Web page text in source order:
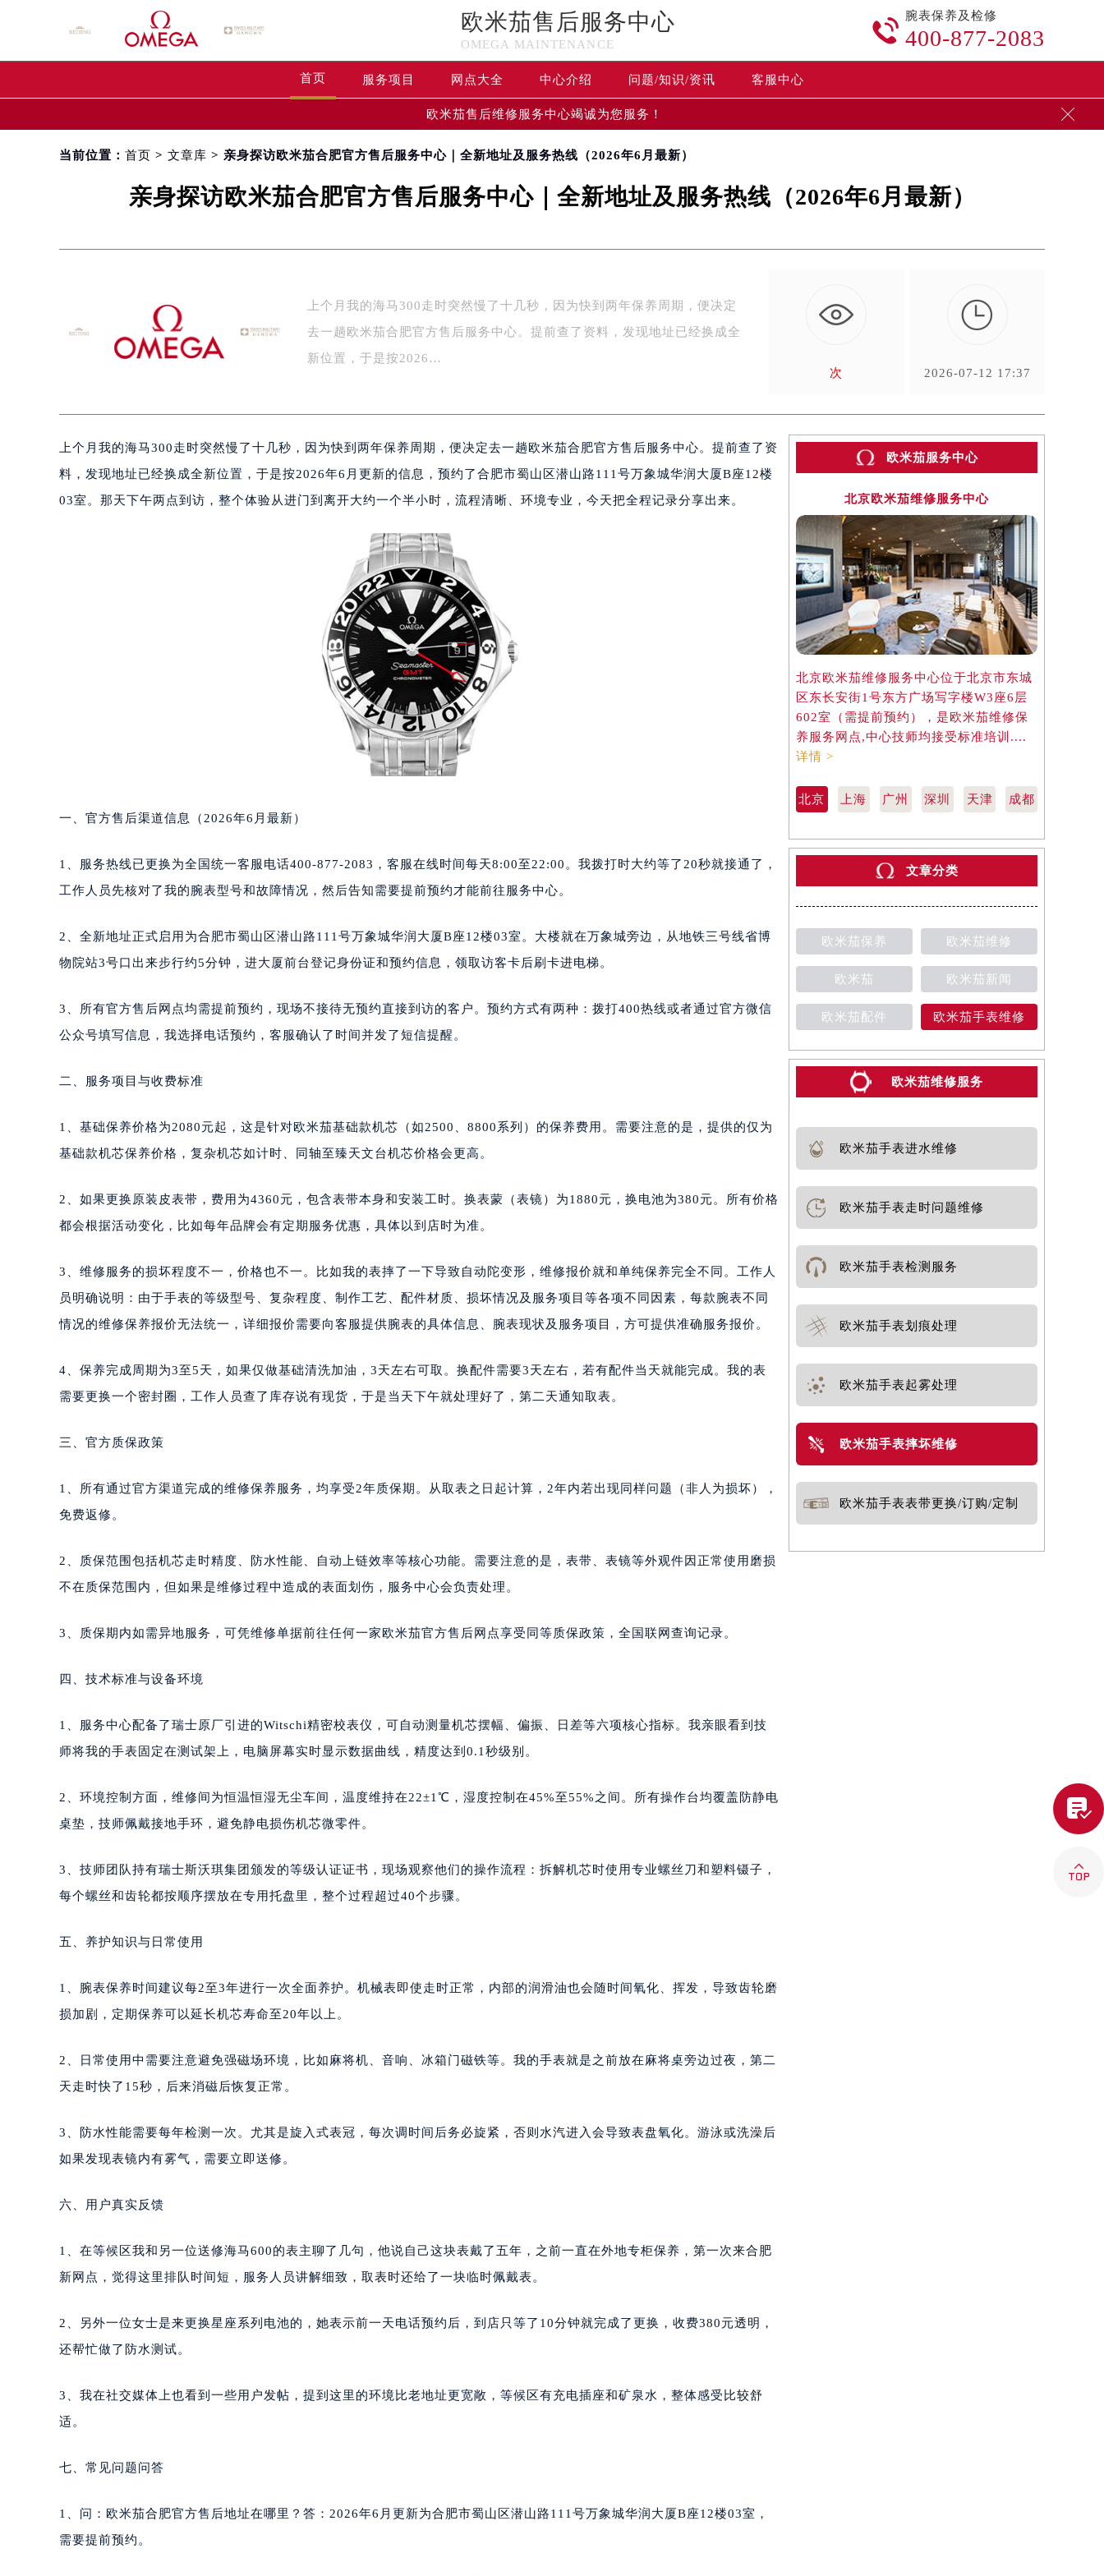
欧米茄售后服务中心
OMEGA MAINTENANCE

腕表保养及检修
400-877-2083
首页 服务项目 网点大全 中心介绍 问题/知识/资讯 客服中心
欧米茄售后维修服务中心竭诚为您服务！ 
当前位置： 首页 > 文章库 > 亲身探访欧米茄合肥官方售后服务中心｜全新地址及服务热线（2026年6月最新）
亲身探访欧米茄合肥官方售后服务中心｜全新地址及服务热线（2026年6月最新）
上个月我的海马300走时突然慢了十几秒，因为快到两年保养周期，便决定
去一趟欧米茄合肥官方售后服务中心。提前查了资料，发现地址已经换成全
新位置，于是按2026…
次

2026-07-12 17:37
上个月我的海马300走时突然慢了十几秒，因为快到两年保养周期，便决定去一趟欧米茄合肥官方售后服务中心。提前查了资
料，发现地址已经换成全新位置，于是按2026年6月更新的信息，预约了合肥市蜀山区潜山路111号万象城华润大厦B座12楼
03室。那天下午两点到访，整个体验从进门到离开大约一个半小时，流程清晰、环境专业，今天把全程记录分享出来。
一、官方售后渠道信息（2026年6月最新）
1、服务热线已更换为全国统一客服电话400-877-2083，客服在线时间每天8:00至22:00。我拨打时大约等了20秒就接通了，
工作人员先核对了我的腕表型号和故障情况，然后告知需要提前预约才能前往服务中心。
2、全新地址正式启用为合肥市蜀山区潜山路111号万象城华润大厦B座12楼03室。大楼就在万象城旁边，从地铁三号线省博
物院站3号口出来步行约5分钟，进大厦前台登记身份证和预约信息，领取访客卡后刷卡进电梯。
3、所有官方售后网点均需提前预约，现场不接待无预约直接到访的客户。预约方式有两种：拨打400热线或者通过官方微信
公众号填写信息，我选择电话预约，客服确认了时间并发了短信提醒。
二、服务项目与收费标准
1、基础保养价格为2080元起，这是针对欧米茄基础款机芯（如2500、8800系列）的保养费用。需要注意的是，提供的仅为
基础款机芯保养价格，复杂机芯如计时、同轴至臻天文台机芯价格会更高。
2、如果更换原装皮表带，费用为4360元，包含表带本身和安装工时。换表蒙（表镜）为1880元，换电池为380元。所有价格
都会根据活动变化，比如每年品牌会有定期服务优惠，具体以到店时为准。
3、维修服务的损坏程度不一，价格也不一。比如我的表摔了一下导致自动陀变形，维修报价就和单纯保养完全不同。工作人
员明确说明：由于手表的等级型号、复杂程度、制作工艺、配件材质、损坏情况及服务项目等各项不同因素，每款腕表不同
情况的维修保养报价无法统一，详细报价需要向客服提供腕表的具体信息、腕表现状及服务项目，方可提供准确服务报价。
4、保养完成周期为3至5天，如果仅做基础清洗加油，3天左右可取。换配件需要3天左右，若有配件当天就能完成。我的表
需要更换一个密封圈，工作人员查了库存说有现货，于是当天下午就处理好了，第二天通知取表。
三、官方质保政策
1、所有通过官方渠道完成的维修保养服务，均享受2年质保期。从取表之日起计算，2年内若出现同样问题（非人为损坏），
免费返修。
2、质保范围包括机芯走时精度、防水性能、自动上链效率等核心功能。需要注意的是，表带、表镜等外观件因正常使用磨损
不在质保范围内，但如果是维修过程中造成的表面划伤，服务中心会负责处理。
3、质保期内如需异地服务，可凭维修单据前往任何一家欧米茄官方售后网点享受同等质保政策，全国联网查询记录。
四、技术标准与设备环境
1、服务中心配备了瑞士原厂引进的Witschi精密校表仪，可自动测量机芯摆幅、偏振、日差等六项核心指标。我亲眼看到技
师将我的手表固定在测试架上，电脑屏幕实时显示数据曲线，精度达到0.1秒级别。
2、环境控制方面，维修间为恒温恒湿无尘车间，温度维持在22±1℃，湿度控制在45%至55%之间。所有操作台均覆盖防静电
桌垫，技师佩戴接地手环，避免静电损伤机芯微零件。
3、技师团队持有瑞士斯沃琪集团颁发的等级认证证书，现场观察他们的操作流程：拆解机芯时使用专业螺丝刀和塑料镊子，
每个螺丝和齿轮都按顺序摆放在专用托盘里，整个过程超过40个步骤。
五、养护知识与日常使用
1、腕表保养时间建议每2至3年进行一次全面养护。机械表即使走时正常，内部的润滑油也会随时间氧化、挥发，导致齿轮磨
损加剧，定期保养可以延长机芯寿命至20年以上。
2、日常使用中需要注意避免强磁场环境，比如麻将机、音响、冰箱门磁铁等。我的手表就是之前放在麻将桌旁边过夜，第二
天走时快了15秒，后来消磁后恢复正常。
3、防水性能需要每年检测一次。尤其是旋入式表冠，每次调时间后务必旋紧，否则水汽进入会导致表盘氧化。游泳或洗澡后
如果发现表镜内有雾气，需要立即送修。
六、用户真实反馈
1、在等候区我和另一位送修海马600的表主聊了几句，他说自己这块表戴了五年，之前一直在外地专柜保养，第一次来合肥
新网点，觉得这里排队时间短，服务人员讲解细致，取表时还给了一块临时佩戴表。
2、另外一位女士是来更换星座系列电池的，她表示前一天电话预约后，到店只等了10分钟就完成了更换，收费380元透明，
还帮忙做了防水测试。
3、我在社交媒体上也看到一些用户发帖，提到这里的环境比老地址更宽敞，等候区有充电插座和矿泉水，整体感受比较舒
适。
七、常见问题问答
1、问：欧米茄合肥官方售后地址在哪里？答：2026年6月更新为合肥市蜀山区潜山路111号万象城华润大厦B座12楼03室，
需要提前预约。
欧米茄服务中心
北京欧米茄维修服务中心
北京欧米茄维修服务中心位于北京市东城
区东长安街1号东方广场写字楼W3座6层
602室（需提前预约），是欧米茄维修保
养服务网点,中心技师均接受标准培训....
详情 >
北京 上海 广州 深圳 天津 成都
文章分类
欧米茄保养 欧米茄维修
欧米茄 欧米茄新闻
欧米茄配件 欧米茄手表维修
欧米茄维修服务
欧米茄手表进水维修
欧米茄手表走时问题维修
欧米茄手表检测服务
欧米茄手表划痕处理
欧米茄手表起雾处理
欧米茄手表摔坏维修
欧米茄手表表带更换/订购/定制

